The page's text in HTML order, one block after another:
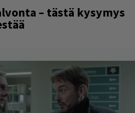
– tästä kysymys